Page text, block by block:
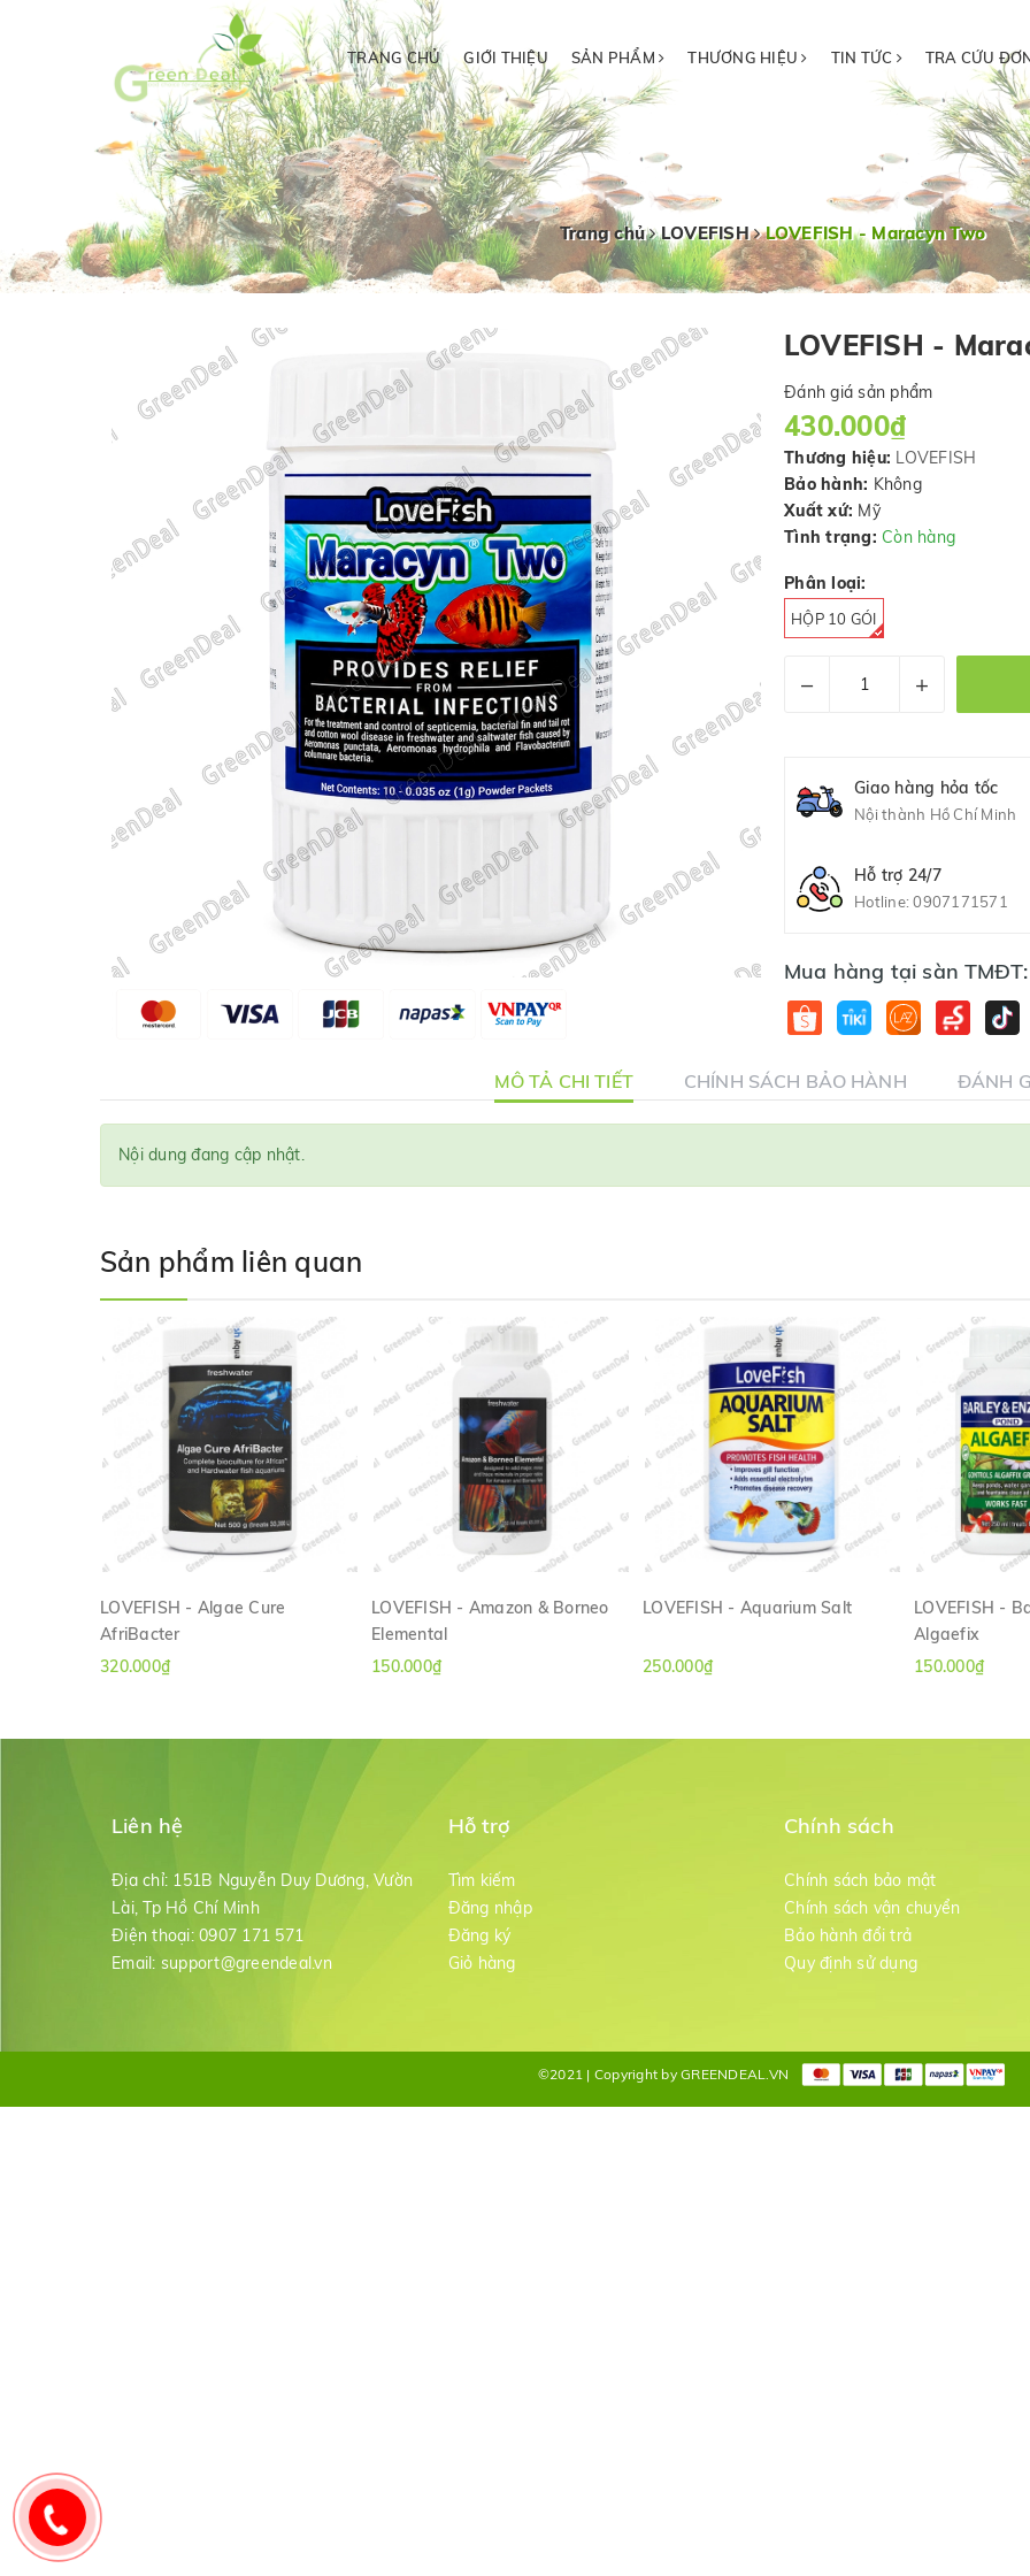
TRANG CHỦ GIỚI THIỆU SẢN PHẨM THƯƠNG HIỆU TIN TỨC TRA CỨU
Trang chủ LOVEFISH LOVEFISH - Maracyn Two
LOVEFISH -
Đánh giá sản phẩm
430.000₫
Thương hiệu: LOVEFISH
Bảo hành: Không
Xuất xứ: Mỹ
Tình trạng: Còn hàng
Phân loại:
HỘP 10 GÓI
– +
Giao hàng hỏa tốc
Nội thành Hồ Chí Minh
Hỗ trợ 24/7
Hotline:0907171571
Mua hàng tại sàn TMĐT:
MÔ TẢ CHI TIẾT CHÍNH SÁCH BẢO HÀNH ĐÁNH
Nội dung đang cập nhật.
Sản phẩm liên quan
LOVEFISH - Algae Cure
AfriBacter
320.000₫
LOVEFISH - Amazon & Borneo
Elemental
150.000₫
LOVEFISH - Aquarium Salt
250.000₫
LOVEFISH -
Algaefix
150.000₫
Liên hệ
Địa chỉ: 151B Nguyễn Duy Dương, Vườn
Lài, Tp Hồ Chí Minh
Điện thoại: 0907 171 571
Email: support@greendeal.vn
Hỗ trợ
Tìm kiếm
Đăng nhập
Đăng ký
Giỏ hàng
Chính sách
Chính sách bảo mật
Chính sách vận chuyển
Bảo hành đổi trả
Quy định sử dụng
©2021 | Copyright by GREENDEAL.VN
0907171571